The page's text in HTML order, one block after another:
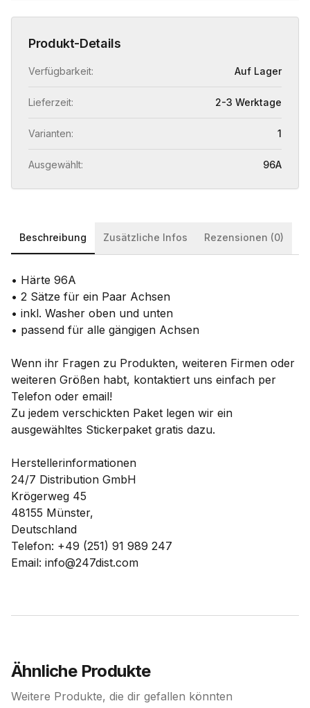
Produkt-Details
Verfügbarkeit: Auf Lager
Lieferzeit: 2-3 Werktage
Varianten: 1
Ausgewählt: 96A
Beschreibung Zusätzliche Infos Rezensionen (0)
• Härte 96A
• 2 Sätze für ein Paar Achsen
• inkl. Washer oben und unten
• passend für alle gängigen Achsen
Wenn ihr Fragen zu Produkten, weiteren Firmen oder
weiteren Größen habt, kontaktiert uns einfach per
Telefon oder email!
Zu jedem verschickten Paket legen wir ein
ausgewähltes Stickerpaket gratis dazu.
Herstellerinformationen
24/7 Distribution GmbH
Krögerweg 45
48155 Münster,
Deutschland
Telefon: +49 (251) 91 989 247
Email: info@247dist.com
Ähnliche Produkte
Weitere Produkte, die dir gefallen könnten